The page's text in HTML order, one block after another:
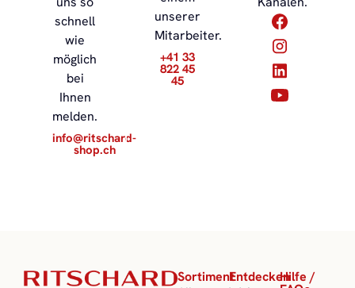
schnell
wie
möglich
bei
Ihnen
melden.
info@ritschard-
shop.ch
unserer
Mitarbeiter.
+41 33
822 45
45
Sortiment
Hilfe /
Entdecken